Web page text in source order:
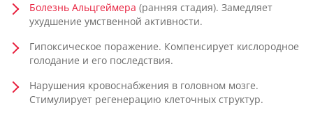
Болезнь Альцгеймера (ранняя стадия). Замедляет
ухудшение умственной активности.
Гипоксическое поражение. Компенсирует кислородное
голодание и его последствия.
Нарушения кровоснабжения в головном мозге.
Стимулирует регенерацию клеточных структур.